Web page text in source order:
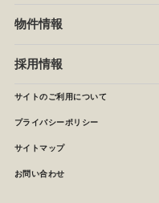
NEWS
イタリアンダイニングDONA
店舗検索
IRニュース
月次報告
決算短信
株主の皆様へ
よくあるご質問 (株主優待制度)
物件情報
採用情報
サイトのご利用について
プライバシーポリシー
サイトマップ
お問い合わせ